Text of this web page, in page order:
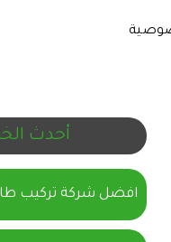
أحدث
افضل شركة تركيب